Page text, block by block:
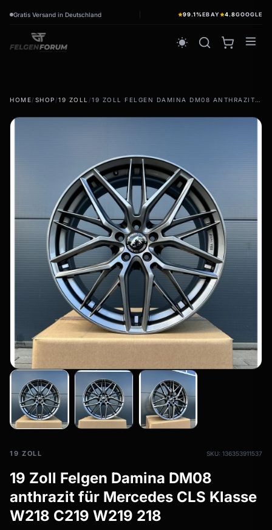
Gratis Versand in Deutschland 99.1%EBAY 4.8GOOGLE
wb_sunny
wb_sunny
ac_unit Winterreifen
Winterräder & Felgen
Kompletträder - Winter
filter_drama Allwetterreifen
Ganzjahresräder & Felgen
Alle Allwetterräder
HOME/ SHOP /19 ZOLL / 19 ZOLL FELGEN DAMINA DM08 ANTHRAZIT FÜR MERCEDES CLS KLASSE W218 C219 W219 218
19 ZOLL SKU: 136353911537
19 Zoll Felgen Damina DM08
anthrazit für Mercedes CLS Klasse
W218 C219 W219 218